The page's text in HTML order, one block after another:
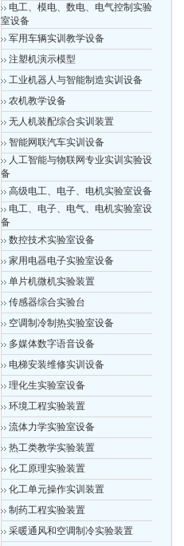
电工、模电、数电、电气控制实验
室设备
军用车辆实训教学设备
注塑机演示模型
工业机器人与智能制造实训设备
农机教学设备
无人机装配综合实训装置
智能网联汽车实训设备
人工智能与物联网专业实训实验设
备
高级电工、电子、电机实验室设备
电工、电子、电气、电机实验室设
备
数控技术实验室设备
家用电器电子实验室设备
单片机微机实验装置
传感器综合实验台
空调制冷制热实验室设备
多媒体数字语音设备
电梯安装维修实训设备
理化生实验室设备
环境工程实验装置
流体力学实验室设备
热工类教学实验装置
化工原理实验装置
化工单元操作实训装置
制药工程实验装置
采暖通风和空调制冷实验装置